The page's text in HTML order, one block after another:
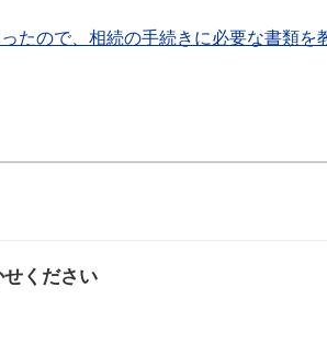
ったので、相続の手続きに必要な書類を
ください